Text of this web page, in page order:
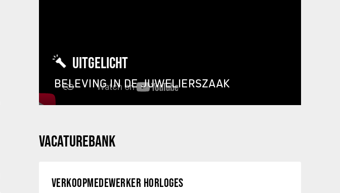
UITGELICHT
BELEVING IN DE JUWELIERSZAAK
VACATUREBANK
VERKOOPMEDEWERKER HORLOGES